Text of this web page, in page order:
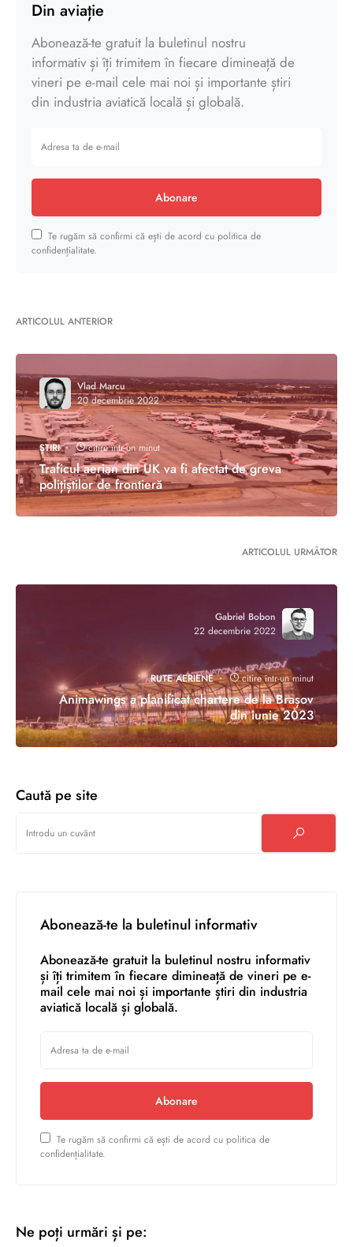
Din aviație
Abonează-te gratuit la buletinul nostru
informativ și îți trimitem în fiecare dimineață de
vineri pe e-mail cele mai noi și importante știri
din industria aviatică locală și globală.
Abonare
Te rugăm să confirmi că ești de acord cu politica de
confidențialitate.
ARTICOLUL ANTERIOR
Vlad Marcu
20 decembrie 2022
ȘTIRI citire într-un minut
Traficul aerian din UK va fi afectat de greva
polițiștilor de frontieră
ARTICOLUL URMĂTOR
Gabriel Bobon
22 decembrie 2022
RUTE AERIENE citire într-un minut
Animawings a planificat chartere de la Brașov
din iunie 2023
Caută pe site
Abonează-te la buletinul informativ
Abonează-te gratuit la buletinul nostru informativ
și îți trimitem în fiecare dimineață de vineri pe e-
mail cele mai noi și importante știri din industria
aviatică locală și globală.
Abonare
Te rugăm să confirmi că ești de acord cu politica de
confidențialitate.
Ne poți urmări și pe: